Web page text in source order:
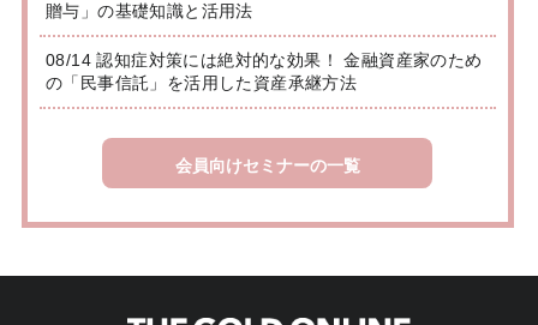
贈与」の基礎知識と活用法
08/14 認知症対策には絶対的な効果！ 金融資産家のため
の「民事信託」を活用した資産承継方法
会員向けセミナーの一覧